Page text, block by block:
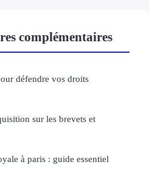
complémentaires
défendre vos droits
sur les brevets et
à paris : guide essentiel